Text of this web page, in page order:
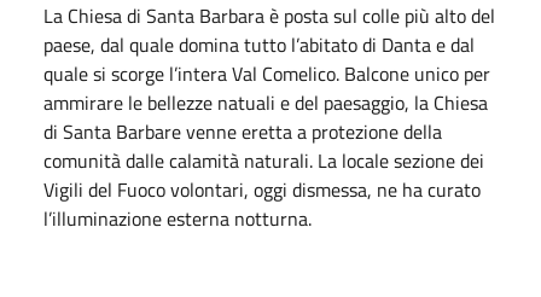
La Chiesa di Santa Barbara è posta sul colle più alto del
paese, dal quale domina tutto l’abitato di Danta e dal
quale si scorge l’intera Val Comelico. Balcone unico per
ammirare le bellezze natuali e del paesaggio, la Chiesa
di Santa Barbare venne eretta a protezione della
comunità dalle calamità naturali. La locale sezione dei
Vigili del Fuoco volontari, oggi dismessa, ne ha curato
l’illuminazione esterna notturna.